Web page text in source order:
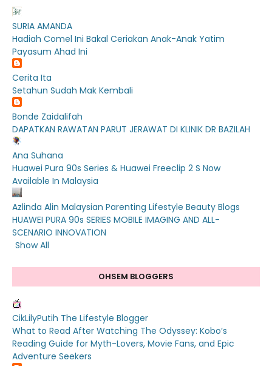
SURIA AMANDA
Hadiah Comel Ini Bakal Ceriakan Anak-Anak Yatim
Payasum Ahad Ini
Cerita Ita
Setahun Sudah Mak Kembali
Bonde Zaidalifah
DAPATKAN RAWATAN PARUT JERAWAT DI KLINIK DR BAZILAH
Ana Suhana
Huawei Pura 90s Series & Huawei Freeclip 2 S Now
Available In Malaysia
Azlinda Alin Malaysian Parenting Lifestyle Beauty Blogs
HUAWEI PURA 90s SERIES MOBILE IMAGING AND ALL-
SCENARIO INNOVATION
Show All
OHSEM BLOGGERS
CikLilyPutih The Lifestyle Blogger
What to Read After Watching The Odyssey: Kobo’s
Reading Guide for Myth-Lovers, Movie Fans, and Epic
Adventure Seekers